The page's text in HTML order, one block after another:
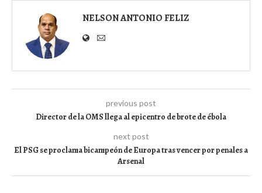
NELSON ANTONIO FELIZ
previous post
Director de la OMS llega al epicentro de brote de ébola
next post
El PSG se proclama bicampeón de Europa tras vencer por penales a
Arsenal